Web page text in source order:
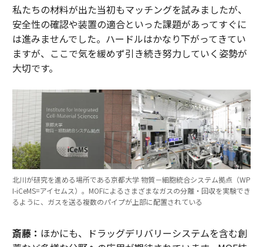
私たちの材料が出た当初もマッチングを試みましたが、
安全性の確認や装置の適合といった課題があってすぐに
は進みませんでした。ハードルはかなり下がってきてい
ますが、ここで気を緩めず引き続き努力していく姿勢が
大切です。
北川が研究を進める場所である京都大学 物質－細胞統合システム拠点（WP
I-iCeMS=アイセムス）。MOFによるさまざまなガスの分離・回収を実験でき
るように、ガスを送る複数のパイプが上部に配置されている
斎藤： ほかにも、ドラッグデリバリーシステムを含む創